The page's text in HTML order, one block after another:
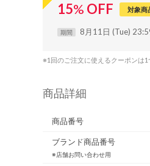
15% OFF 対象商
期間 8月11日 (Tue)
※1回のご注文に使えるクーポンは1
商品詳細
商品番号
ブランド商品番号
※店舗お問い合わせ用